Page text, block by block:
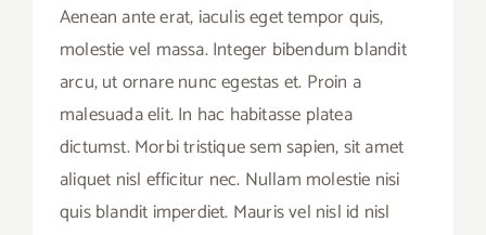
Aenean ante erat, iaculis eget tempor quis,
molestie vel massa. Integer bibendum blandit
arcu, ut ornare nunc egestas et. Proin a
malesuada elit. In hac habitasse platea
dictumst. Morbi tristique sem sapien, sit amet
aliquet nisl efficitur nec. Nullam molestie nisi
quis blandit imperdiet. Mauris vel nisl id nisl